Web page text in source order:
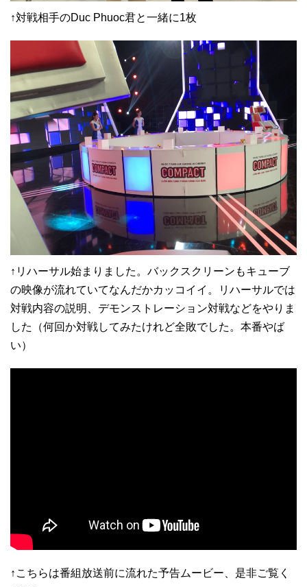
↑対戦相手のDuc Phuoc君と一緒に1枚
↑リハーサル始まりました。バックスクリーンもキューブ
の映像が流れていてなんだかカッコイイ。リハーサルでは
対戦内容の説明、デモンストレーション対戦などをやりま
した（何回か対戦してみたけれど全敗でした。本番やば
い）
↑こちらは番組放送前に流れた予告ムービー、是非ご覧く